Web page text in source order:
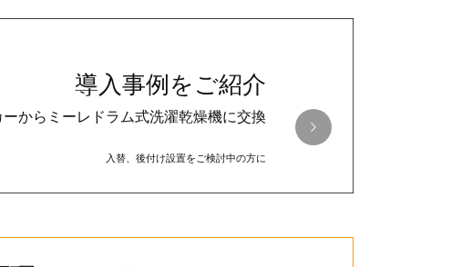
導入事例をご紹介
ーからミーレドラム式洗濯乾燥機に交換
入替、後付け設置をご検討中の方に